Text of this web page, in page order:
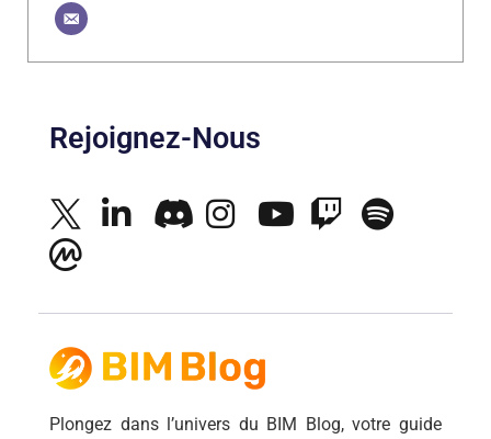
Rejoignez-Nous
Plongez dans l’univers du BIM Blog, votre guide